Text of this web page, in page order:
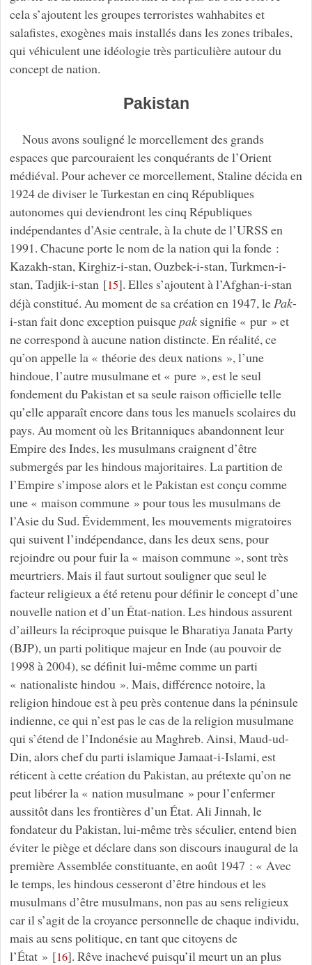
cela s’ajoutent les groupes terroristes wahhabites et
salafistes, exogènes mais installés dans les zones tribales,
qui véhiculent une idéologie très particulière autour du
concept de nation.
Pakistan
Nous avons souligné le morcellement des grands
espaces que parcouraient les conquérants de l’Orient
médiéval. Pour achever ce morcellement, Staline décida en
1924 de diviser le Turkestan en cinq Républiques
autonomes qui deviendront les cinq Républiques
indépendantes d’Asie centrale, à la chute de l’URSS en
1991. Chacune porte le nom de la nation qui la fonde :
Kazakh-stan, Kirghiz-i-stan, Ouzbek-i-stan, Turkmen-i-
stan, Tadjik-i-stan[15]. Elles s’ajoutent à l’Afghan-i-stan
déjà constitué. Au moment de sa création en 1947, lePak-
i-stan fait donc exception puisquepaksignifie « pur » et
ne correspond à aucune nation distincte. En réalité, ce
qu’on appelle la « théorie des deux nations », l’une
hindoue, l’autre musulmane et « pure », est le seul
fondement du Pakistan et sa seule raison officielle telle
qu’elle apparaît encore dans tous les manuels scolaires du
pays. Au moment où les Britanniques abandonnent leur
Empire des Indes, les musulmans craignent d’être
submergés par les hindous majoritaires. La partition de
l’Empire s’impose alors et le Pakistan est conçu comme
une « maison commune » pour tous les musulmans de
l’Asie du Sud. Évidemment, les mouvements migratoires
qui suivent l’indépendance, dans les deux sens, pour
rejoindre ou pour fuir la « maison commune », sont très
meurtriers. Mais il faut surtout souligner que seul le
facteur religieux a été retenu pour définir le concept d’une
nouvelle nation et d’un État-nation. Les hindous assurent
d’ailleurs la réciproque puisque le Bharatiya Janata Party
(BJP), un parti politique majeur en Inde (au pouvoir de
1998 à 2004), se définit lui-même comme un parti
« nationaliste hindou ». Mais, différence notoire, la
religion hindoue est à peu près contenue dans la péninsule
indienne, ce qui n’est pas le cas de la religion musulmane
qui s’étend de l’Indonésie au Maghreb. Ainsi, Maud-ud-
Din, alors chef du parti islamique Jamaat-i-Islami, est
réticent à cette création du Pakistan, au prétexte qu’on ne
peut libérer la « nation musulmane » pour l’enfermer
aussitôt dans les frontières d’un État. Ali Jinnah, le
fondateur du Pakistan, lui-même très séculier, entend bien
éviter le piège et déclare dans son discours inaugural de la
première Assemblée constituante, en août 1947 : « Avec
le temps, les hindous cesseront d’être hindous et les
musulmans d’être musulmans, non pas au sens religieux
car il s’agit de la croyance personnelle de chaque individu,
mais au sens politique, en tant que citoyens de
l’État » [16]. Rêve inachevé puisqu’il meurt un an plus